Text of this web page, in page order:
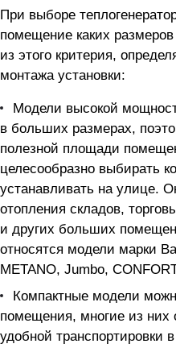
При выборе
помещение каких
из этого критерия,
монтажа установки:
Модели высокой
в больших размерах,
полезной площади
целесообразно выбирать
устанавливать на улице.
отопления складов,
и других больших
относятся модели марки
METANO, Jumbo,
Компактные модели
помещения, многие из
удобной транспортировки